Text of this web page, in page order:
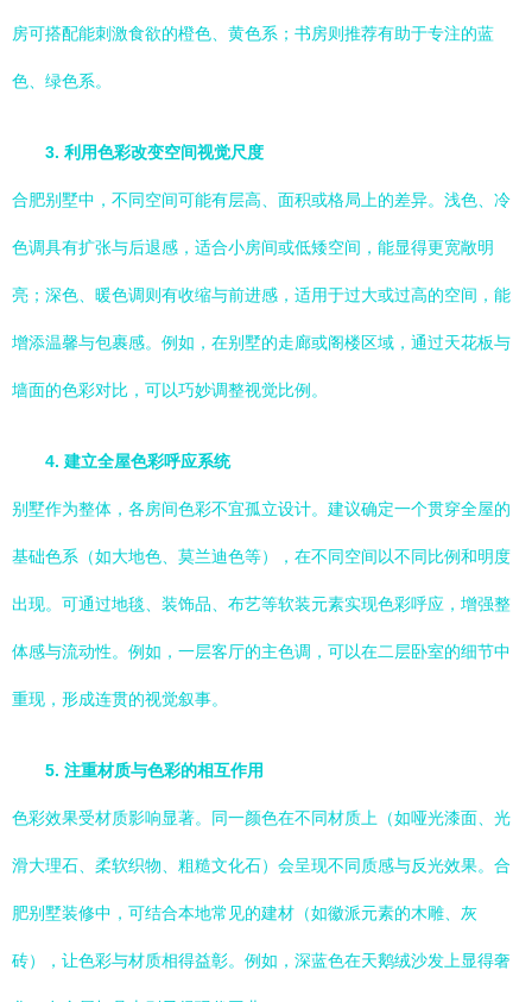
房可搭配能刺激食欲的橙色、黄色系；书房则推荐有助于专注的蓝
色、绿色系。
3. 利用色彩改变空间视觉尺度
合肥别墅中，不同空间可能有层高、面积或格局上的差异。浅色、冷
色调具有扩张与后退感，适合小房间或低矮空间，能显得更宽敞明
亮；深色、暖色调则有收缩与前进感，适用于过大或过高的空间，能
增添温馨与包裹感。例如，在别墅的走廊或阁楼区域，通过天花板与
墙面的色彩对比，可以巧妙调整视觉比例。
4. 建立全屋色彩呼应系统
别墅作为整体，各房间色彩不宜孤立设计。建议确定一个贯穿全屋的
基础色系（如大地色、莫兰迪色等），在不同空间以不同比例和明度
出现。可通过地毯、装饰品、布艺等软装元素实现色彩呼应，增强整
体感与流动性。例如，一层客厅的主色调，可以在二层卧室的细节中
重现，形成连贯的视觉叙事。
5. 注重材质与色彩的相互作用
色彩效果受材质影响显著。同一颜色在不同材质上（如哑光漆面、光
滑大理石、柔软织物、粗糙文化石）会呈现不同质感与反光效果。合
肥别墅装修中，可结合本地常见的建材（如徽派元素的木雕、灰
砖），让色彩与材质相得益彰。例如，深蓝色在天鹅绒沙发上显得奢